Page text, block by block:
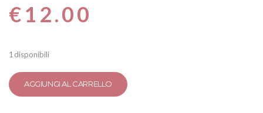
€12.00
1 disponibili
AGGIUNGI AL CARRELLO